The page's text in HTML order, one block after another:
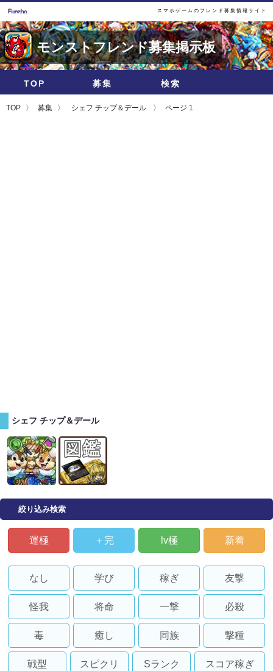
スマホゲームのフレンド募集情報サイト
モンストフレンド募集掲示板
TOP 募集 検索
TOP 募集 シェフ チップ＆デール ページ 1
シェフ チップ＆デール
絞り込み検索
運極 ＋完 lv極 新着
なし 学び 稼ぎ 友撃
怪我 将命 一撃 必殺
毒 癒し 同族 撃種
戦型 スピクリ Sランク スコア稼ぎ